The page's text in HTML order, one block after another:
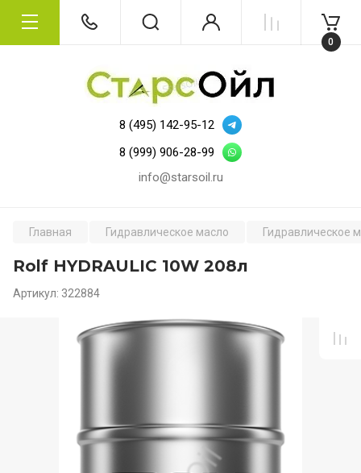
8 (495) 142-95-12
8 (999) 906-28-99
info@starsoil.ru
0
Главная Гидравлическое масло Гидравлическое
Rolf HYDRAULIC 10W 208л
Артикул: 322884